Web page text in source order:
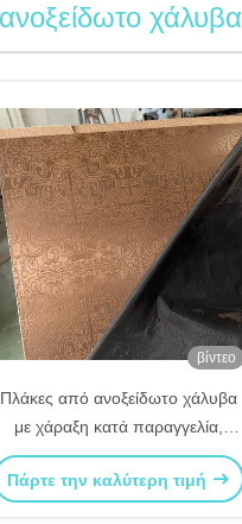
χάλυβα
βίντεο
Πλάκες από ανοξείδωτο χάλυβα
με χάραξη κατά παραγγελία,
αντισκωριακές για διακόσμηση
επίπλων
Πάρτε την καλύτερη τιμή